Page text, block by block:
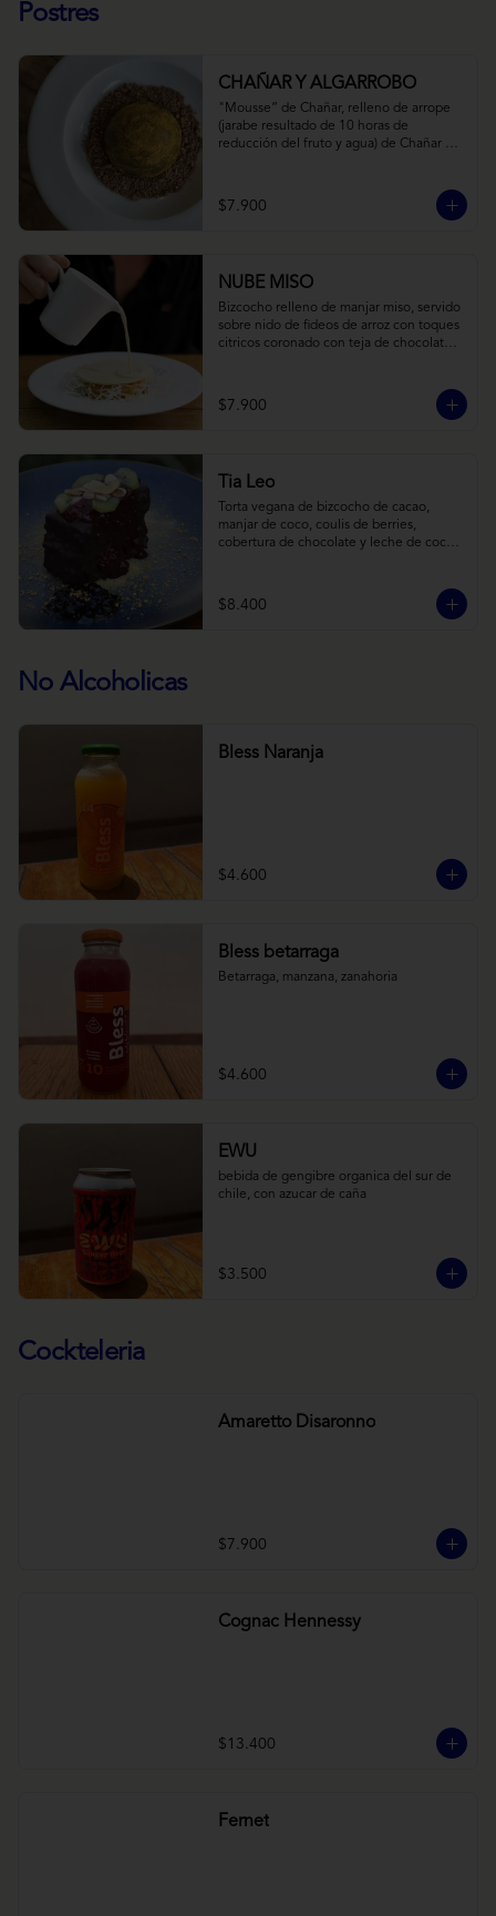
Postres
CHAÑAR Y ALGARROBO
"Mousse” de Chañar, relleno de arrope
(jarabe resultado de 10 horas de
reducción del fruto y agua) de Chañar
amargo y cúrcuma, sobre una tierra de
harina de Algarrobo y nueces.
$7.900
NUBE MISO
Bizcocho relleno de manjar miso, servido
sobre nido de fideos de arroz con toques
citricos coronado con teja de chocolate
$7.900
Tia Leo
Torta vegana de bizcocho de cacao,
manjar de coco, coulis de berries,
cobertura de chocolate y leche de coco
$8.400
No Alcoholicas
Bless Naranja
$4.600
Bless betarraga
Betarraga, manzana, zanahoria
$4.600
EWU
bebida de gengibre organica del sur de
chile, con azucar de caña
$3.500
Cockteleria
Amaretto Disaronno
$7.900
Cognac Hennessy
$13.400
Fernet